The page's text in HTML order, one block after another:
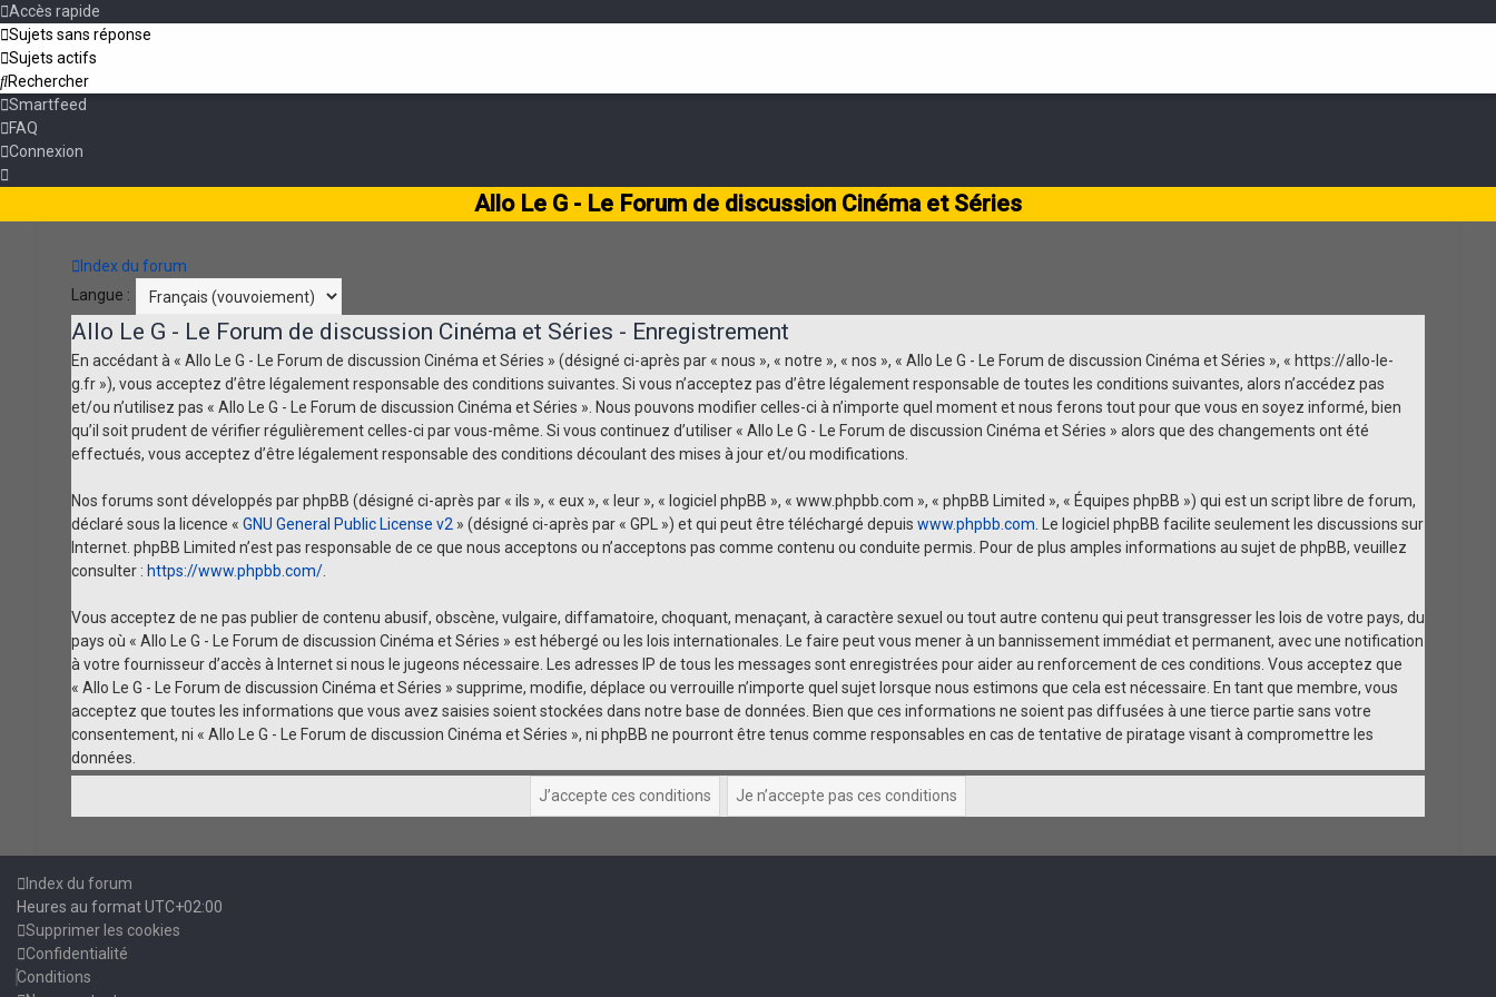
Accès rapide
Sujets sans réponse
Sujets actifs
Rechercher
Smartfeed
FAQ
Connexion
Allo Le G - Le Forum de discussion Cinéma et Séries
Index du forum
Langue :
Allo Le G - Le Forum de discussion Cinéma et Séries - Enregistrement
En accédant à « Allo Le G - Le Forum de discussion Cinéma et Séries » (désigné ci-après par « nous », « notre », « nos », « Allo Le G - Le Forum de discussion Cinéma et Séries », « https://allo-le-
g.fr »), vous acceptez d’être légalement responsable des conditions suivantes. Si vous n’acceptez pas d’être légalement responsable de toutes les conditions suivantes, alors n’accédez pas
et/ou n’utilisez pas « Allo Le G - Le Forum de discussion Cinéma et Séries ». Nous pouvons modifier celles-ci à n’importe quel moment et nous ferons tout pour que vous en soyez informé, bien
qu’il soit prudent de vérifier régulièrement celles-ci par vous-même. Si vous continuez d’utiliser « Allo Le G - Le Forum de discussion Cinéma et Séries » alors que des changements ont été
effectués, vous acceptez d’être légalement responsable des conditions découlant des mises à jour et/ou modifications.
Nos forums sont développés par phpBB (désigné ci-après par « ils », « eux », « leur », « logiciel phpBB », « www.phpbb.com », « phpBB Limited », « Équipes phpBB ») qui est un script libre de forum,
déclaré sous la licence « GNU General Public License v2 » (désigné ci-après par « GPL ») et qui peut être téléchargé depuis www.phpbb.com . Le logiciel phpBB facilite seulement les discussions sur
Internet. phpBB Limited n’est pas responsable de ce que nous acceptons ou n’acceptons pas comme contenu ou conduite permis. Pour de plus amples informations au sujet de phpBB, veuillez
consulter : https://www.phpbb.com/.
Vous acceptez de ne pas publier de contenu abusif, obscène, vulgaire, diffamatoire, choquant, menaçant, à caractère sexuel ou tout autre contenu qui peut transgresser les lois de votre pays, du
pays où « Allo Le G - Le Forum de discussion Cinéma et Séries » est hébergé ou les lois internationales. Le faire peut vous mener à un bannissement immédiat et permanent, avec une notification
à votre fournisseur d’accès à Internet si nous le jugeons nécessaire. Les adresses IP de tous les messages sont enregistrées pour aider au renforcement de ces conditions. Vous acceptez que
« Allo Le G - Le Forum de discussion Cinéma et Séries » supprime, modifie, déplace ou verrouille n’importe quel sujet lorsque nous estimons que cela est nécessaire. En tant que membre, vous
acceptez que toutes les informations que vous avez saisies soient stockées dans notre base de données. Bien que ces informations ne soient pas diffusées à une tierce partie sans votre
consentement, ni « Allo Le G - Le Forum de discussion Cinéma et Séries », ni phpBB ne pourront être tenus comme responsables en cas de tentative de piratage visant à compromettre les
données.
Index du forum
Heures au formatUTC+02:00
Supprimer les cookies
Confidentialité
Conditions